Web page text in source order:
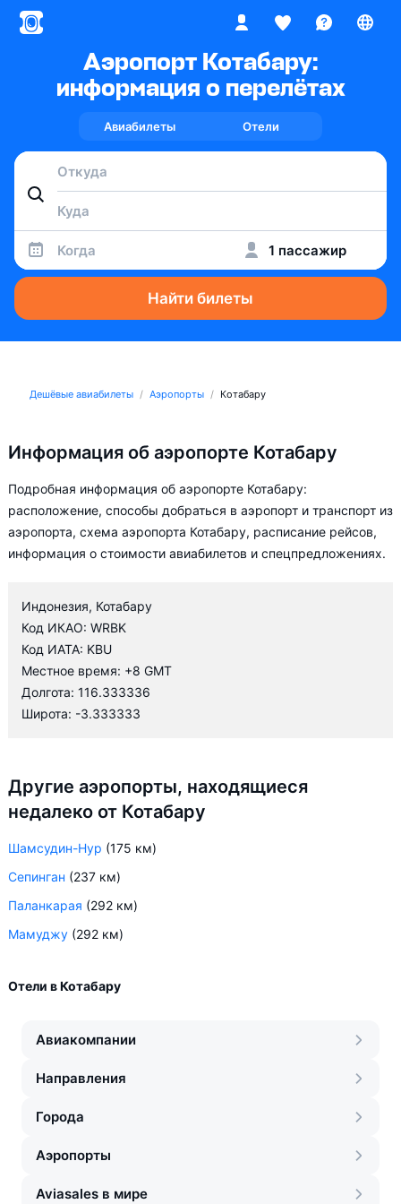
Аэропорт Котабару:
информация о перелётах
Авиабилеты Отели
Когда 1 пассажир
Найти билеты
Дешёвые авиабилеты Аэропорты Котабару
Информация об аэропорте Котабару
Подробная информация об аэропорте Котабару:
расположение, способы добраться в аэропорт и транспорт из
аэропорта, схема аэропорта Котабару, расписание рейсов,
информация о стоимости авиабилетов и спецпредложениях.
Индонезия, Котабару
Код ИКАО: WRBK
Код ИАТА: KBU
Местное время: +8 GMT
Долгота: 116.333336
Широта: -3.333333
Другие аэропорты, находящиеся
недалеко от Котабару
Шамсудин-Нур (175 км)
Сепинган (237 км)
Паланкарая (292 км)
Мамуджу (292 км)
Отели в Котабару
Авиакомпании
Направления
Города
Аэропорты
Aviasales в мире